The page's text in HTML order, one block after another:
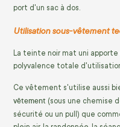
port d'un sac à dos.
Utilisation sous-vêtement
La teinte noir mat uni
polyvalence totale
Ce vêtement s'utilise aussi
vêtement (sous une chemise
sécurité ou un pull) que